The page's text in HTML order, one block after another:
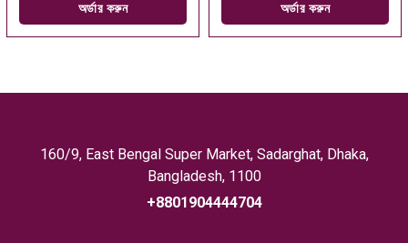
অর্ডার করুন অর্ডার করুন
160/9, East Bengal Super Market, Sadarghat, Dhaka,
Bangladesh, 1100
+8801904444704